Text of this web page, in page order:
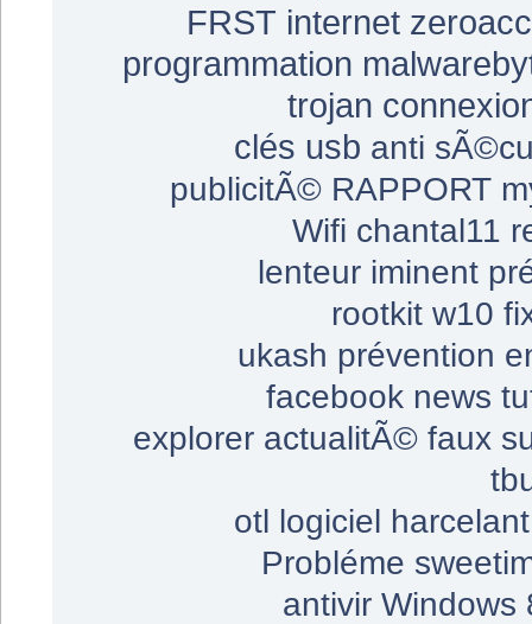
FRST internet
programmation
trojan
clés usb anti
publicitÃ© RAPPORT
Wifi chantal11
lenteur iminent
rootkit w10
ukash prévention
facebook news
explorer actualitÃ© faux
otl logiciel harcelant
Probléme
antivir Windows